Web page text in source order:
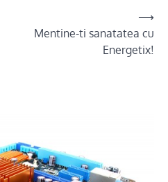
Mentine-ti sanatatea cu
Energetix!
⟶